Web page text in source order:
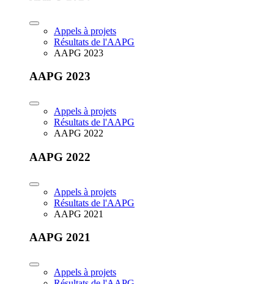
Appels à projets
Résultats de l'AAPG
AAPG 2023
AAPG 2023
Appels à projets
Résultats de l'AAPG
AAPG 2022
AAPG 2022
Appels à projets
Résultats de l'AAPG
AAPG 2021
AAPG 2021
Appels à projets